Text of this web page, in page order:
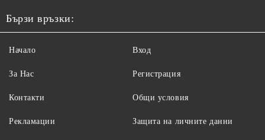
Бързи връзки:
Начало
За Нас
Контакти
Рекламации
Вход
Регистрация
Общи условия
Защита на личните данни